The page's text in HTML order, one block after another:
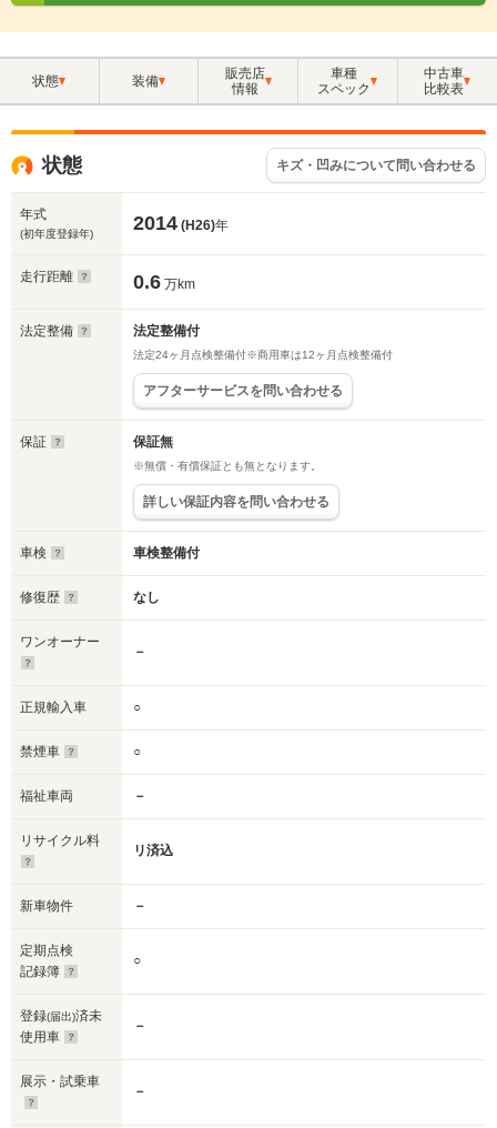
状態 装備
販売店
情報
車種
スペック
中古車
比較表
状態 キズ・凹みについて問い合わせる
年式
(初年度登録年) 2014 (H26)年
走行距離 0.6 万km
法定整備 法定整備付
法定24ヶ月点検整備付※商用車は12ヶ月点検整備付
アフターサービスを問い合わせる
保証 保証無
※無償・有償保証とも無となります。
詳しい保証内容を問い合わせる
車検 車検整備付
修復歴 なし
ワンオーナー
－
正規輸入車 ○
禁煙車 ○
福祉車両 －
リサイクル料
リ済込
新車物件 －
定期点検
記録簿
○
登録(届出)済未
使用車
－
展示・試乗車
－